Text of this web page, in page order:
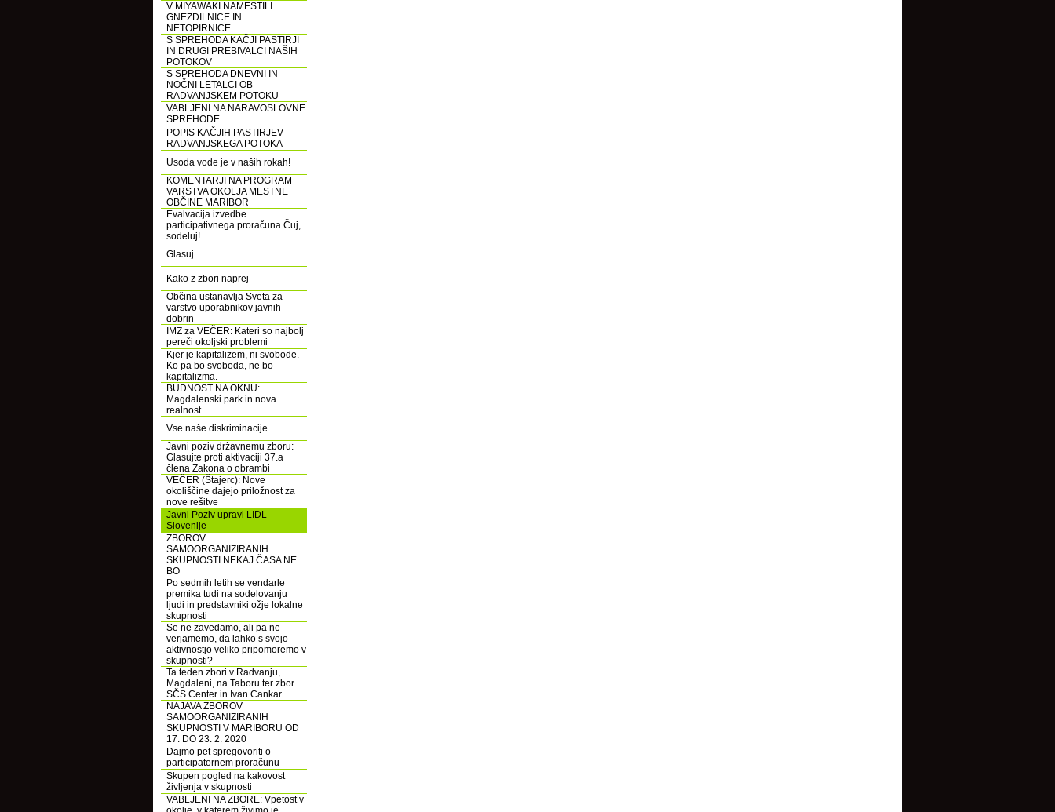
V MIYAWAKI NAMESTILI
GNEZDILNICE IN
NETOPIRNICE
S SPREHODA KAČJI PASTIRJI
IN DRUGI PREBIVALCI NAŠIH
POTOKOV
S SPREHODA DNEVNI IN
NOČNI LETALCI OB
RADVANJSKEM POTOKU
VABLJENI NA NARAVOSLOVNE
SPREHODE
POPIS KAČJIH PASTIRJEV
RADVANJSKEGA POTOKA
Usoda vode je v naših rokah!
KOMENTARJI NA PROGRAM
VARSTVA OKOLJA MESTNE
OBČINE MARIBOR
Evalvacija izvedbe
participativnega proračuna Čuj,
sodeluj!
Glasuj
Kako z zbori naprej
Občina ustanavlja Sveta za
varstvo uporabnikov javnih
dobrin
IMZ za VEČER: Kateri so najbolj
pereči okoljski problemi
Kjer je kapitalizem, ni svobode.
Ko pa bo svoboda, ne bo
kapitalizma.
BUDNOST NA OKNU:
Magdalenski park in nova
realnost
Vse naše diskriminacije
Javni poziv državnemu zboru:
Glasujte proti aktivaciji 37.a
člena Zakona o obrambi
VEČER (Štajerc): Nove
okoliščine dajejo priložnost za
nove rešitve
Javni Poziv upravi LIDL
Slovenije
ZBOROV
SAMOORGANIZIRANIH
SKUPNOSTI NEKAJ ČASA NE
BO
Po sedmih letih se vendarle
premika tudi na sodelovanju
ljudi in predstavniki ožje lokalne
skupnosti
Se ne zavedamo, ali pa ne
verjamemo, da lahko s svojo
aktivnostjo veliko pripomoremo v
skupnosti?
Ta teden zbori v Radvanju,
Magdaleni, na Taboru ter zbor
SČS Center in Ivan Cankar
NAJAVA ZBOROV
SAMOORGANIZIRANIH
SKUPNOSTI V MARIBORU OD
17. DO 23. 2. 2020
Dajmo pet spregovoriti o
participatornem proračunu
Skupen pogled na kakovost
življenja v skupnosti
VABLJENI NA ZBORE: Vpetost v